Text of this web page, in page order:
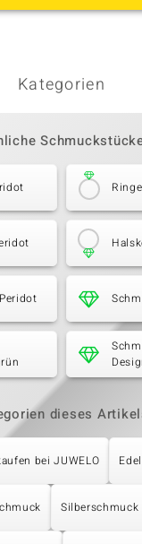
Kategorien
dieses
bei JUWELO
Silberschmuck